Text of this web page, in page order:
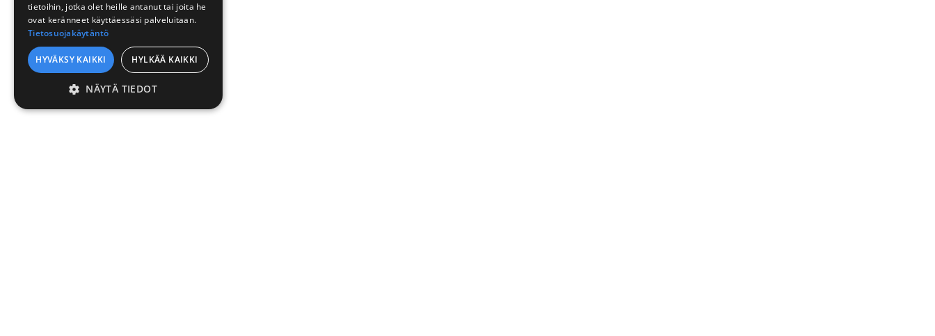
tietoihin, jotka olet heille antanut tai joita he
ovat keränneet käyttäessäsi palveluitaan.
Tietosuojakäytäntö
HYVÄKSY KAIKKI HYLKÄÄ KAIKKI
NÄYTÄ TIEDOT
EHDOTTOMASTI